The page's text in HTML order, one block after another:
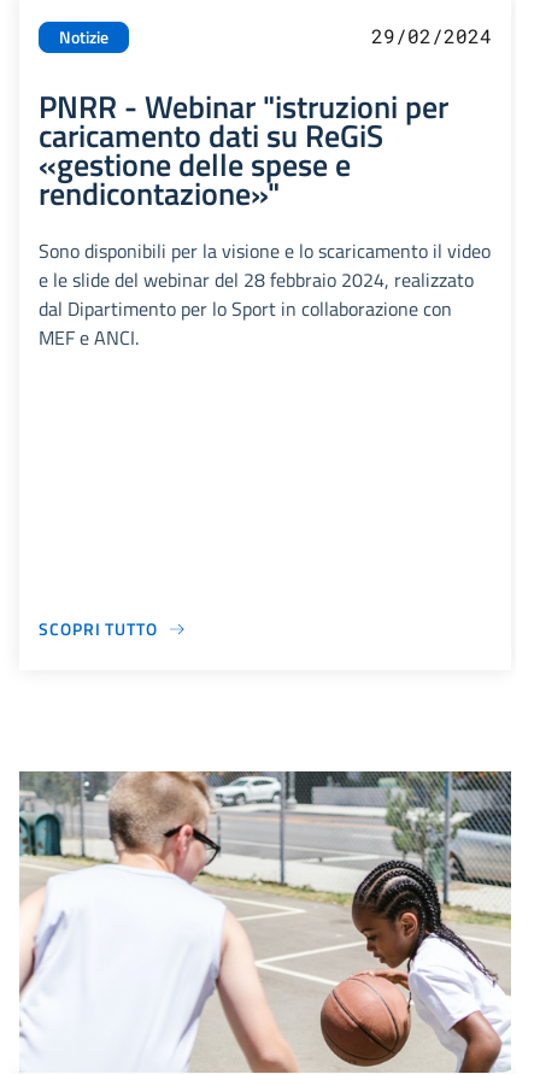
Notizie 29/02/2024
PNRR - Webinar "istruzioni per
caricamento dati su ReGiS
«gestione delle spese e
rendicontazione»"
Sono disponibili per la visione e lo scaricamento il video
e le slide del webinar del 28 febbraio 2024, realizzato
dal Dipartimento per lo Sport in collaborazione con
MEF e ANCI.
SCOPRI TUTTO